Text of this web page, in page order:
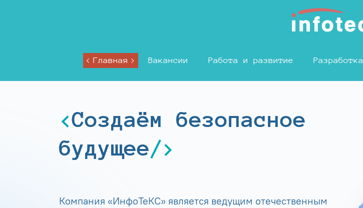
Главная Вакансии Работа и развитие Разработка
Создаём безопасное
будущее
Компания «ИнфоТеКС» является ведущим отечественным